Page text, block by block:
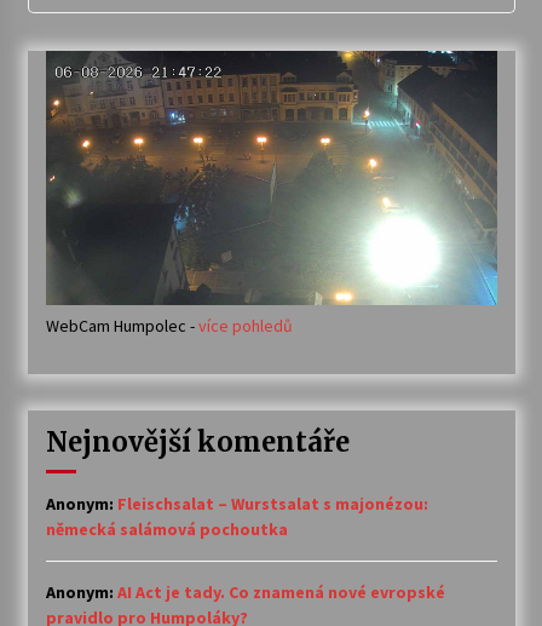
WebCam Humpolec -více pohledů
Nejnovější komentáře
Anonym: Fleischsalat – Wurstsalat s majonézou:
německá salámová pochoutka
Anonym: AI Act je tady. Co znamená nové evropské
pravidlo pro Humpoláky?